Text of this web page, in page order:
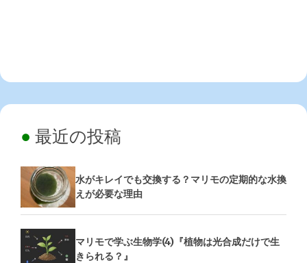
最近の投稿
水がキレイでも交換する？マリモの定期的な水換
えが必要な理由
マリモで学ぶ生物学(4)『植物は光合成だけで生
きられる？』